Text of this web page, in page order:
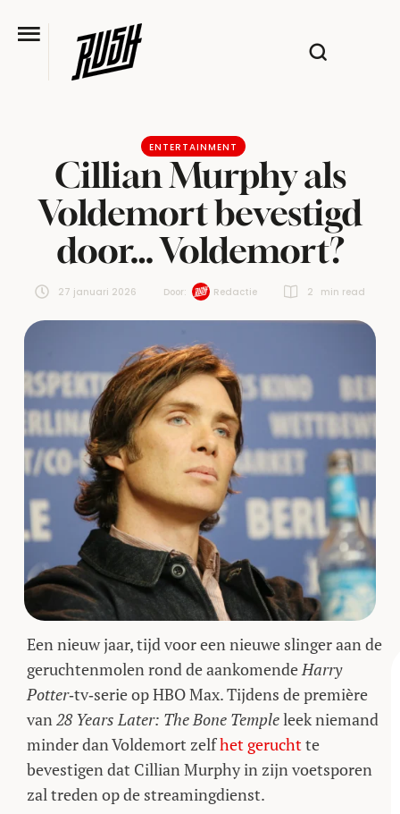
ENTERTAINMENT
Cillian Murphy als
Voldemort bevestigd
door… Voldemort?
27 januari 2026 Door: Redactie 2 min read
Een nieuw jaar, tijd voor een nieuwe slinger aan de
geruchtenmolen rond de aankomendeHarry
Potter‑tv‑serie op HBO Max. Tijdens de première
van28 Years Later: The Bone Templeleek niemand
minder dan Voldemort zelfhet geruchtte
bevestigen dat Cillian Murphy in zijn voetsporen
zal treden op de streamingdienst.